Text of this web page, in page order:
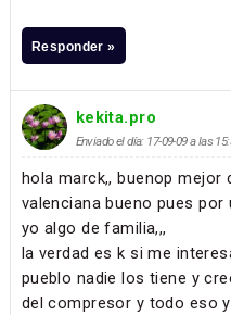
Responder »
kekita.pro
Enviado el día: 17-09-09 a las
hola marck,, buenop mejor
valenciana bueno pues
yo algo de familia,,,
la verdad es k si me
pueblo nadie los tiene y
del compresor y todo eso